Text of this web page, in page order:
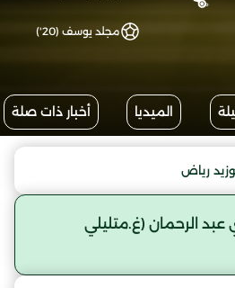
مجلد يوسف (20')
الميديا أخبار ذات صلة
رياض
الرحمان (غ.متليلي